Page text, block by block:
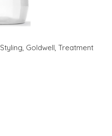
Styling, Goldwell, Treatment